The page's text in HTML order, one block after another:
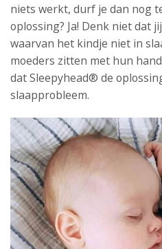
niets werkt, durf je dan nog
oplossing? Ja! Denk niet dat
waarvan het kindje niet in
moeders zitten met hun
dat Sleepyhead® de
slaapprobleem.